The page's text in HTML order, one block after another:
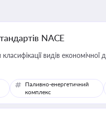
NACE
видів економічної
Паливно-енергетичний
комплекс